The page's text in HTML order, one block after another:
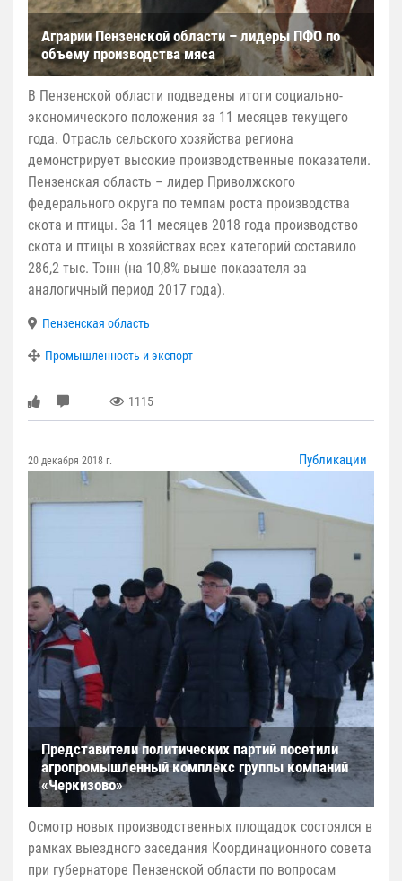
Аграрии Пензенской области – лидеры ПФО по
объему производства мяса
В Пензенской области подведены итоги социально-
экономического положения за 11 месяцев текущего
года. Отрасль сельского хозяйства региона
демонстрирует высокие производственные показатели.
Пензенская область – лидер Приволжского
федерального округа по темпам роста производства
скота и птицы. За 11 месяцев 2018 года производство
скота и птицы в хозяйствах всех категорий составило
286,2 тыс. Тонн (на 10,8% выше показателя за
аналогичный период 2017 года).
Пензенская область
Промышленность и экспорт
1115
20 декабря 2018 г. Публикации
Представители политических партий посетили
агропромышленный комплекс группы компаний
«Черкизово»
Осмотр новых производственных площадок состоялся в
рамках выездного заседания Координационного совета
при губернаторе Пензенской области по вопросам